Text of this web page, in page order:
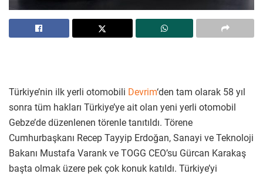
Türkiye’nin ilk yerli otomobili Devrim‘den tam olarak 58 yıl
sonra tüm hakları Türkiye’ye ait olan yeni yerli otomobil
Gebze’de düzenlenen törenle tanıtıldı. Törene
Cumhurbaşkanı Recep Tayyip Erdoğan, Sanayi ve Teknoloji
Bakanı Mustafa Varank ve TOGG CEO’su Gürcan Karakaş
başta olmak üzere pek çok konuk katıldı. Türkiye’yi